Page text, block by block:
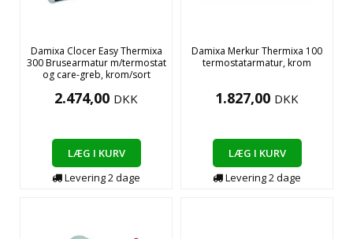
Damixa Clocer Easy Thermixa
300 Brusearmatur m/termostat
og care-greb, krom/sort
2.474,00 DKK
LÆG I KURV
Levering2dage
Damixa Merkur Thermixa 100
termostatarmatur, krom
1.827,00 DKK
LÆG I KURV
Levering2dage